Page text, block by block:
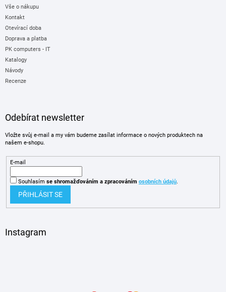
Vše o nákupu
Kontakt
Otevírací doba
Doprava a platba
PK computers - IT
Katalogy
Návody
Recenze
Odebírat newsletter
Vložte svůj e-mail a my vám budeme zasílat informace o nových produktech na
našem e-shopu.
E-mail
Souhlasím se shromažďováním a zpracováním osobních údajů.
PŘIHLÁSIT SE
Instagram